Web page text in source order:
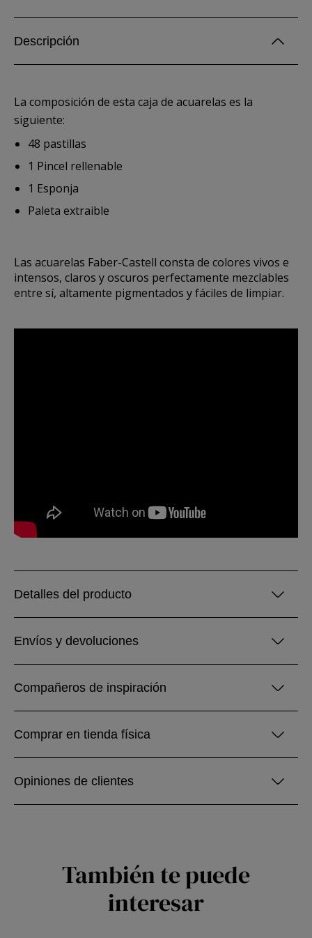
Descripción
La composición de esta caja de acuarelas es la
siguiente:
48 pastillas
1 Pincel rellenable
1 Esponja
Paleta extraible
Las acuarelas Faber-Castell consta de colores vivos e
intensos, claros y oscuros perfectamente mezclables
entre sí, altamente pigmentados y fáciles de limpiar.
Detalles del producto
Envíos y devoluciones
Compañeros de inspiración
Comprar en tienda física
Opiniones de clientes
También te puede
interesar